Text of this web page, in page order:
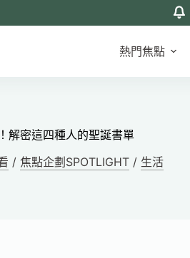
熱門焦點
解密這四種人的聖誕書單
/ 焦點企劃SPOTLIGHT/ 生活